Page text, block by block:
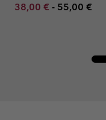
Minimum sale price:
38,00 € - Maximum
55,00 €